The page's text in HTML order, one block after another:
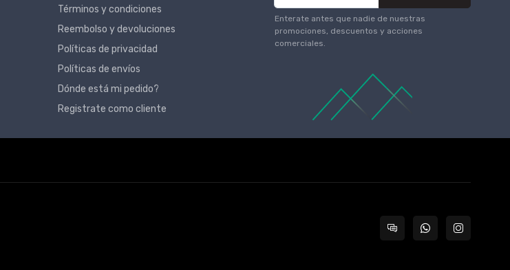
Términos y condiciones
Reembolso y devoluciones
Políticas de privacidad
Políticas de envíos
Dónde está mi pedido?
Registrate como cliente
Enterate antes que nadie de nuestras
promociones, descuentos y acciones
comerciales.